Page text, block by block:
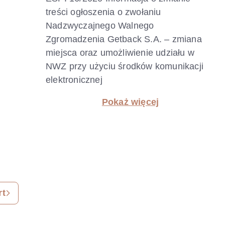
treści ogłoszenia o zwołaniu
Nadzwyczajnego Walnego
Zgromadzenia Getback S.A. – zmiana
miejsca oraz umożliwienie udziału w
NWZ przy użyciu środków komunikacji
elektronicznej
Pokaż więcej